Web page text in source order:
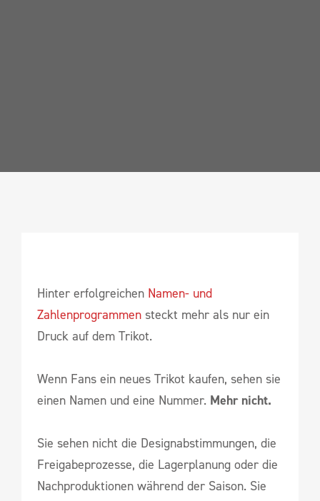
Hinter erfolgreichen Namen- und
Zahlenprogrammen steckt mehr als nur ein
Druck auf dem Trikot.
Wenn Fans ein neues Trikot kaufen, sehen sie
einen Namen und eine Nummer. Mehr nicht.
Sie sehen nicht die Designabstimmungen, die
Freigabeprozesse, die Lagerplanung oder die
Nachproduktionen während der Saison. Sie